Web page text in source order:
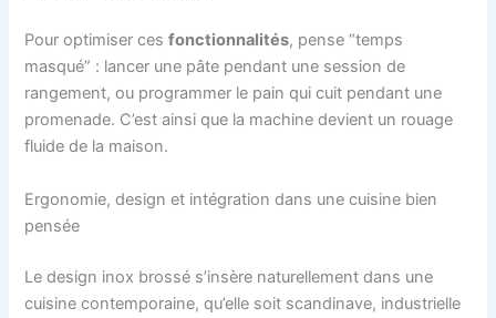
Pour optimiser cesfonctionnalités, pense “temps
masqué” : lancer une pâte pendant une session de
rangement, ou programmer le pain qui cuit pendant une
promenade. C’est ainsi que la machine devient un rouage
fluide de la maison.
Ergonomie, design et intégration dans une cuisine bien
pensée
Le design inox brossé s’insère naturellement dans une
cuisine contemporaine, qu’elle soit scandinave, industrielle